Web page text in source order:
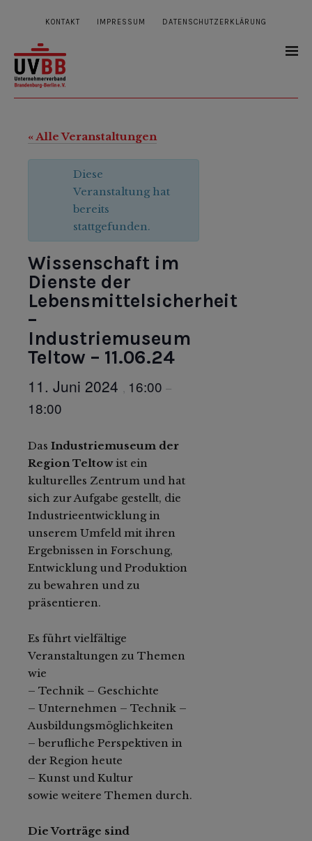
KONTAKT IMPRESSUM DATENSCHUTZERKLÄRUNG
« Alle Veranstaltungen
Diese
Veranstaltung hat
bereits
stattgefunden.
Wissenschaft im
Dienste der
Lebensmittelsicherheit
–
Industriemuseum
Teltow – 11.06.24
11. Juni 2024 , 16:00 –
18:00
Das Industriemuseum der
Region Teltowist ein
kulturelles Zentrum und hat
sich zur Aufgabe gestellt, die
Industrieentwicklung in
unserem Umfeld mit ihren
Ergebnissen in Forschung,
Entwicklung und Produktion
zu bewahren und zu
präsentieren.
Es führt vielfältige
Veranstaltungen zu Themen
wie
– Technik – Geschichte
– Unternehmen – Technik –
Ausbildungsmöglichkeiten
– berufliche Perspektiven in
der Region heute
– Kunst und Kultur
sowie weitere Themen durch.
Die Vorträge sind